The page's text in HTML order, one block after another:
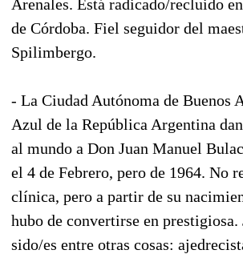
Arenales. Está radicado/recluido
de Córdoba. Fiel seguidor del
Spilimbergo.
- La Ciudad Autónoma de Buenos
Azul de la República Argentina
al mundo a Don Juan Manuel
el 4 de Febrero, pero de 1964. No
clínica, pero a partir de su
hubo de convertirse en prestigiosa.
sido/es entre otras cosas: